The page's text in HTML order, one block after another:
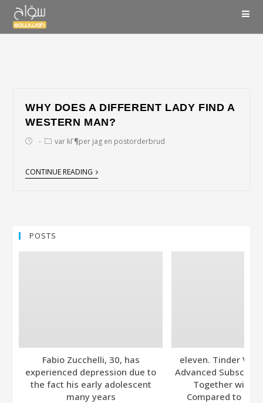
WHY DOES A DIFFERENT LADY FIND A
WESTERN MAN?
var kГ¶per jag en postorderbrud
CONTINUE READING
POSTS
Fabio Zucchelli, 30, has
experienced depression due to
the fact his early adolescent
many years
eleven. Tinder
Advanced
Together with
Compared to